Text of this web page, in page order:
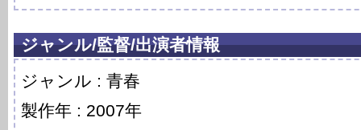
ジャンル/監督/出演者情報
ジャンル : 青春
製作年 : 2007年